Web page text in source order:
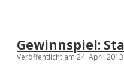
Gewinnspiel:
Veröffentlicht am 24. April 2013